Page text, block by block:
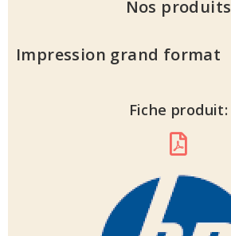
Nos produits
Impression grand format
Fiche produit: